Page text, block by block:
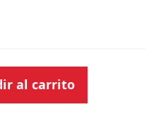
al carrito